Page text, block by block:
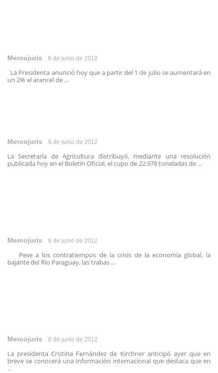
Mercojuris 6 de junio de 2012
La Presidenta anunció hoy que a partir del 1 de julio se aumentará en
un 2% el arancel de ...
Mercojuris 6 de junio de 2012
La Secretaría de Agricultura distribuyó, mediante una resolución
publicada hoy en el Boletín Oficial, el cupo de 22.978 toneladas de ...
Mercojuris 6 de junio de 2012
Pese a los contratiempos de la crisis de la economía global, la
bajante del Río Paraguay, las trabas ...
Mercojuris 6 de junio de 2012
La presidenta Cristina Fernández de Kirchner anticipó ayer que en
breve se conocerá una información internacional que destaca que en
...